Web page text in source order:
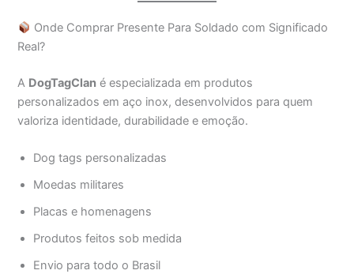
Onde Comprar Presente Para Soldado com Significado
Real?
A DogTagClan é especializada em produtos
personalizados em aço inox, desenvolvidos para quem
valoriza identidade, durabilidade e emoção.
Dog tags personalizadas
Moedas militares
Placas e homenagens
Produtos feitos sob medida
Envio para todo o Brasil